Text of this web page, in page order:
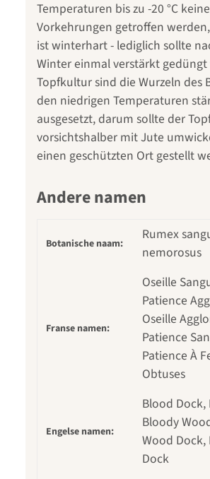
Temperaturen bis zu -20 °C
Vorkehrungen getroffen
ist winterhart - lediglich sollte
Winter einmal verstärkt gedüngt
Topfkultur sind die Wurzeln des
den niedrigen Temperaturen
ausgesetzt, darum sollte der
vorsichtshalber mit Jute
einen geschützten Ort gestellt
Andere namen
Botanische naam:
Rumex
nemorosus
Franse namen:
Oseille
Patience
Oseille
Patience
Patience À
Obtuses
Engelse namen:
Blood
Bloody
Wood Dock,
Dock